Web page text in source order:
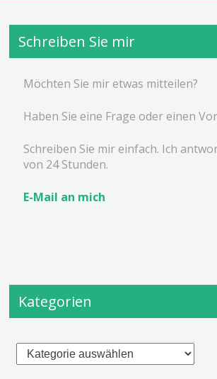
Schreiben Sie mir
Möchten Sie mir etwas mitteilen?
Haben Sie eine Frage oder einen
Schreiben Sie mir einfach. Ich
von 24 Stunden.
E-Mail an mich
Kategorien
Kategorien